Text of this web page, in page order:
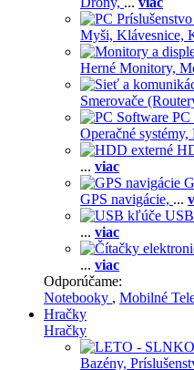
Myši, Klávesnice,
Herné Monitory,
Smerovače
PC
Operačné systémy,
... viac
GPS navigácie, ...
... viac
... viac
Odporúčame:
Notebooky , Mobilné
Hračky
Hračky
Bazény,